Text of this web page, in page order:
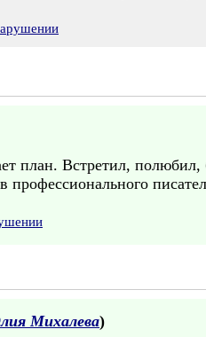
план. Встретил,
Михалева)